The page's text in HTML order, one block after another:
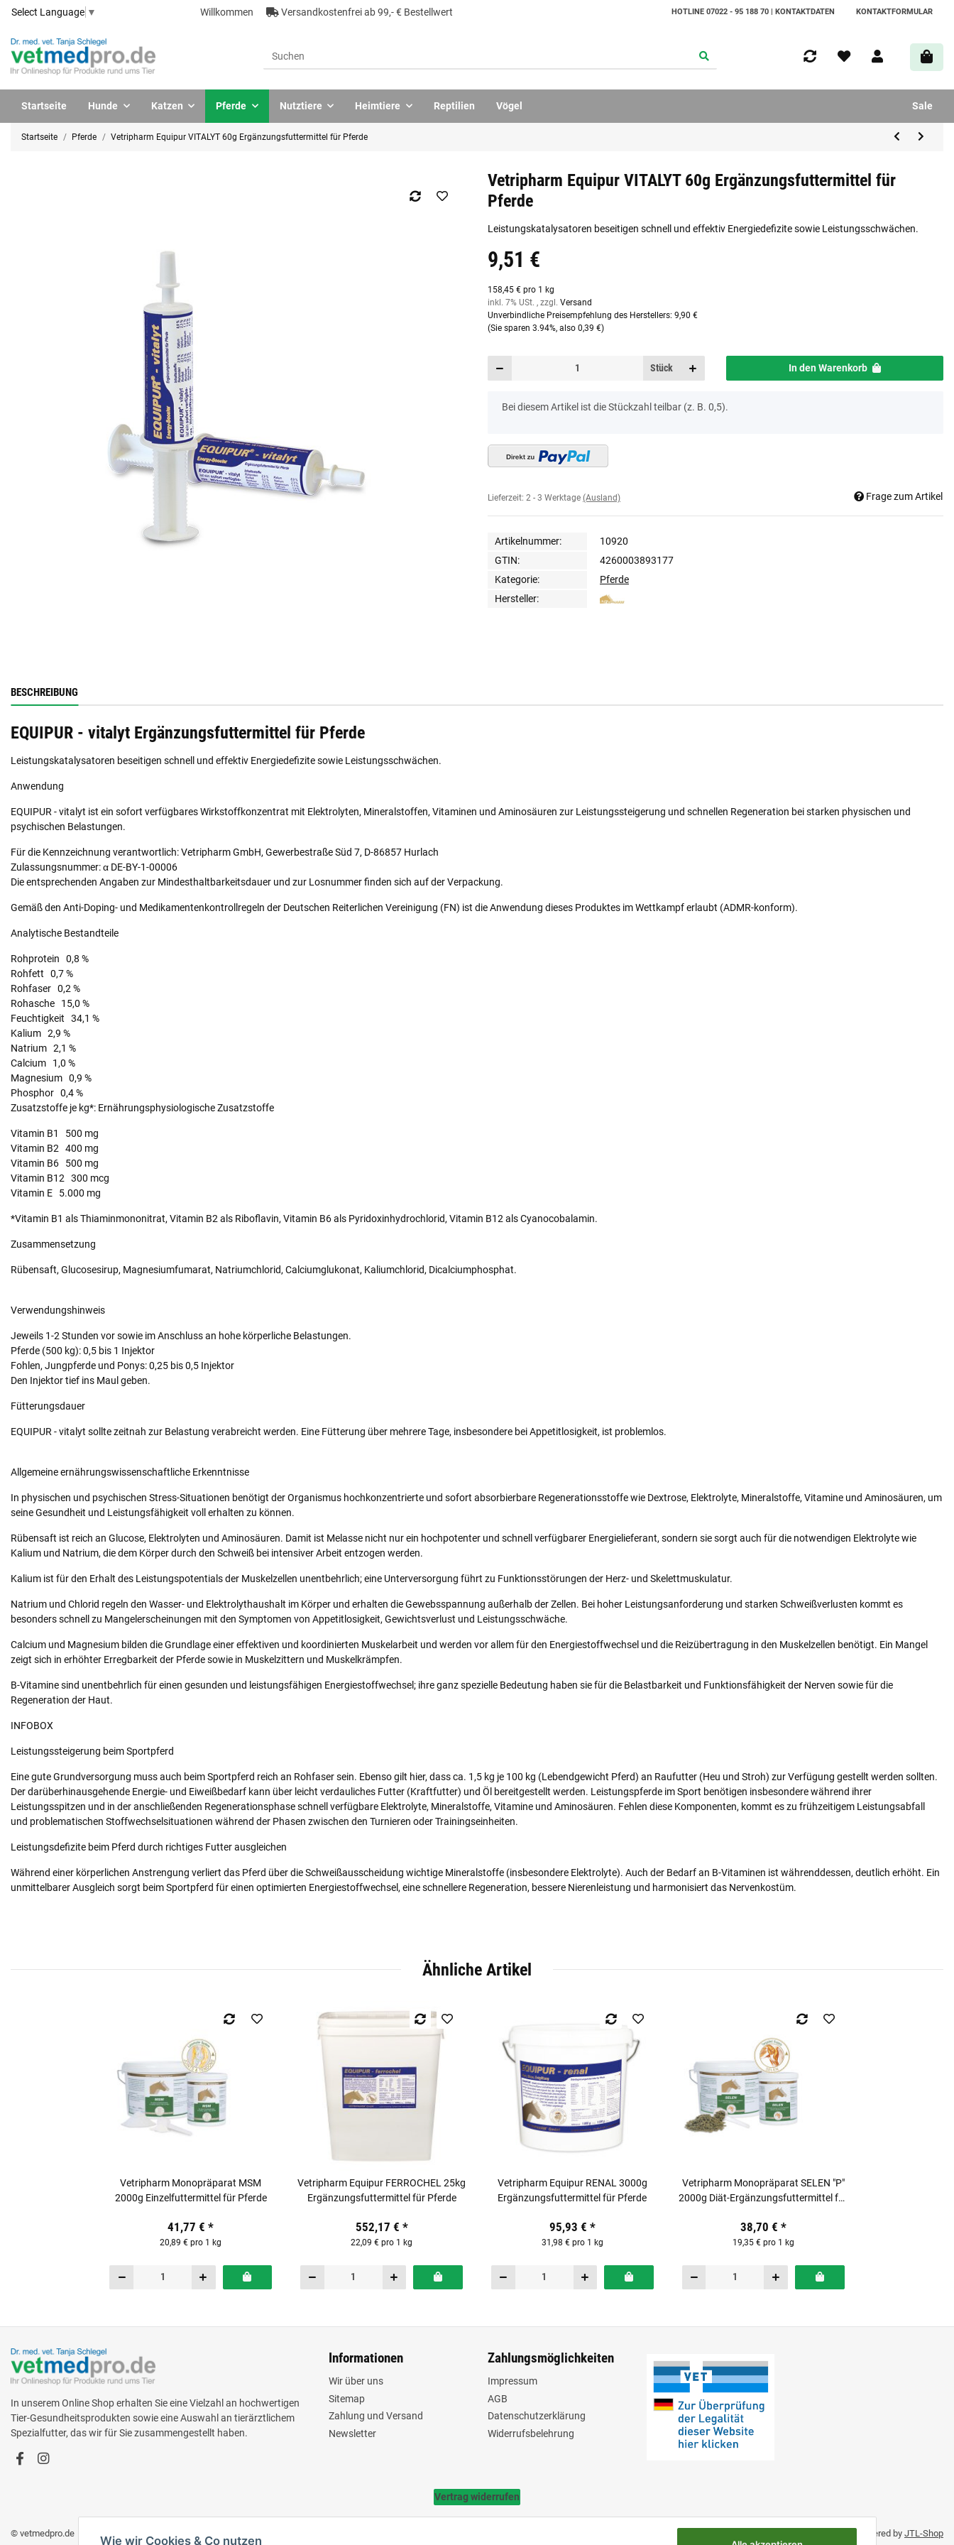
Select Language ▼ Willkommen Versandkostenfrei ab 99,- € Bestellwert HOTLINE 07022 - 95 188 70 | KONTAKTDATEN KONTAKTFORMULAR
Hunde Katzen Pferde Nutztiere Heimtiere Reptilien Vögel
Startseite Sale
Startseite Pferde Vetripharm Equipur VITALYT 60g Ergänzungsfuttermittel für Pferde
Vetripharm Equipur VITALYT 60g Ergänzungsfuttermittel für
Pferde
Leistungskatalysatoren beseitigen schnell und effektiv Energiedefizite sowie Leistungsschwächen.
9,51 €
158,45 € pro 1 kg
inkl. 7% USt. , zzgl. Versand
Unverbindliche Preisempfehlung des Herstellers: 9,90 €
(Sie sparen 3.94%, also 0,39 €)
Stück In den Warenkorb
x
Bei diesem Artikel ist die Stückzahl teilbar (z. B. 0,5).
Lieferzeit: 2 - 3 Werktage (Ausland) Frage zum Artikel
Artikelnummer:
10920
GTIN:
4260003893177
Kategorie:
Pferde
Hersteller:
BESCHREIBUNG
EQUIPUR - vitalyt Ergänzungsfuttermittel für Pferde
Leistungskatalysatoren beseitigen schnell und effektiv Energiedefizite sowie Leistungsschwächen.
Anwendung
EQUIPUR - vitalyt ist ein sofort verfügbares Wirkstoffkonzentrat mit Elektrolyten, Mineralstoffen, Vitaminen und Aminosäuren zur Leistungssteigerung und schnellen Regeneration bei starken physischen und
psychischen Belastungen.
Für die Kennzeichnung verantwortlich: Vetripharm GmbH, Gewerbestraße Süd 7, D-86857 Hurlach
Zulassungsnummer: α DE-BY-1-00006
Die entsprechenden Angaben zur Mindesthaltbarkeitsdauer und zur Losnummer finden sich auf der Verpackung.
Gemäß den Anti-Doping- und Medikamentenkontrollregeln der Deutschen Reiterlichen Vereinigung (FN) ist die Anwendung dieses Produktes im Wettkampf erlaubt (ADMR-konform).
Analytische Bestandteile
Rohprotein 0,8 %
Rohfett 0,7 %
Rohfaser 0,2 %
Rohasche 15,0 %
Feuchtigkeit 34,1 %
Kalium 2,9 %
Natrium 2,1 %
Calcium 1,0 %
Magnesium 0,9 %
Phosphor 0,4 %
Zusatzstoffe je kg*: Ernährungsphysiologische Zusatzstoffe
Vitamin B1 500 mg
Vitamin B2 400 mg
Vitamin B6 500 mg
Vitamin B12 300 mcg
Vitamin E 5.000 mg
*Vitamin B1 als Thiaminmononitrat, Vitamin B2 als Riboflavin, Vitamin B6 als Pyridoxinhydrochlorid, Vitamin B12 als Cyanocobalamin.
Zusammensetzung
Rübensaft, Glucosesirup, Magnesiumfumarat, Natriumchlorid, Calciumglukonat, Kaliumchlorid, Dicalciumphosphat.
Verwendungshinweis
Jeweils 1-2 Stunden vor sowie im Anschluss an hohe körperliche Belastungen.
Pferde (500 kg): 0,5 bis 1 Injektor
Fohlen, Jungpferde und Ponys: 0,25 bis 0,5 Injektor
Den Injektor tief ins Maul geben.
Fütterungsdauer
EQUIPUR - vitalyt sollte zeitnah zur Belastung verabreicht werden. Eine Fütterung über mehrere Tage, insbesondere bei Appetitlosigkeit, ist problemlos.
Allgemeine ernährungswissenschaftliche Erkenntnisse
In physischen und psychischen Stress-Situationen benötigt der Organismus hochkonzentrierte und sofort absorbierbare Regenerationsstoffe wie Dextrose, Elektrolyte, Mineralstoffe, Vitamine und Aminosäuren, um
seine Gesundheit und Leistungsfähigkeit voll erhalten zu können.
Rübensaft ist reich an Glucose, Elektrolyten und Aminosäuren. Damit ist Melasse nicht nur ein hochpotenter und schnell verfügbarer Energielieferant, sondern sie sorgt auch für die notwendigen Elektrolyte wie
Kalium und Natrium, die dem Körper durch den Schweiß bei intensiver Arbeit entzogen werden.
Kalium ist für den Erhalt des Leistungspotentials der Muskelzellen unentbehrlich; eine Unterversorgung führt zu Funktionsstörungen der Herz- und Skelettmuskulatur.
Natrium und Chlorid regeln den Wasser- und Elektrolythaushalt im Körper und erhalten die Gewebsspannung außerhalb der Zellen. Bei hoher Leistungsanforderung und starken Schweißverlusten kommt es
besonders schnell zu Mangelerscheinungen mit den Symptomen von Appetitlosigkeit, Gewichtsverlust und Leistungsschwäche.
Calcium und Magnesium bilden die Grundlage einer effektiven und koordinierten Muskelarbeit und werden vor allem für den Energiestoffwechsel und die Reizübertragung in den Muskelzellen benötigt. Ein Mangel
zeigt sich in erhöhter Erregbarkeit der Pferde sowie in Muskelzittern und Muskelkrämpfen.
B-Vitamine sind unentbehrlich für einen gesunden und leistungsfähigen Energiestoffwechsel; ihre ganz spezielle Bedeutung haben sie für die Belastbarkeit und Funktionsfähigkeit der Nerven sowie für die
Regeneration der Haut.
INFOBOX
Leistungssteigerung beim Sportpferd
Eine gute Grundversorgung muss auch beim Sportpferd reich an Rohfaser sein. Ebenso gilt hier, dass ca. 1,5 kg je 100 kg (Lebendgewicht Pferd) an Raufutter (Heu und Stroh) zur Verfügung gestellt werden sollten.
Der darüberhinausgehende Energie- und Eiweißbedarf kann über leicht verdauliches Futter (Kraftfutter) und Öl bereitgestellt werden. Leistungspferde im Sport benötigen insbesondere während ihrer
Leistungsspitzen und in der anschließenden Regenerationsphase schnell verfügbare Elektrolyte, Mineralstoffe, Vitamine und Aminosäuren. Fehlen diese Komponenten, kommt es zu frühzeitigem Leistungsabfall
und problematischen Stoffwechselsituationen während der Phasen zwischen den Turnieren oder Trainingseinheiten.
Leistungsdefizite beim Pferd durch richtiges Futter ausgleichen
Während einer körperlichen Anstrengung verliert das Pferd über die Schweißausscheidung wichtige Mineralstoffe (insbesondere Elektrolyte). Auch der Bedarf an B-Vitaminen ist währenddessen, deutlich erhöht. Ein
unmittelbarer Ausgleich sorgt beim Sportpferd für einen optimierten Energiestoffwechsel, eine schnellere Regeneration, bessere Nierenleistung und harmonisiert das Nervenkostüm.
Ähnliche Artikel
Vetripharm Monopräparat MSM
2000g Einzelfuttermittel für Pferde
41,77 €*
20,89 € pro 1 kg
Vetripharm Equipur FERROCHEL 25kg
Ergänzungsfuttermittel für Pferde
552,17 € *
22,09 € pro 1 kg
Vetripharm Equipur RENAL 3000g
Ergänzungsfuttermittel für Pferde
95,93 € *
31,98 € pro 1 kg
Vetripharm Monopräparat SELEN "P"
2000g Diät-Ergänzungsfuttermittel für
38,70 € *
19,35 € pro 1 kg
In unserem Online Shop erhalten Sie eine Vielzahl an hochwertigen
Tier-Gesundheitsprodukten sowie eine Auswahl an tierärztlichem
Spezialfutter, das wir für Sie zusammengestellt haben.
Informationen
Wir über uns
Sitemap
Zahlung und Versand
Newsletter
Zahlungsmöglichkeiten
Impressum
AGB
Datenschutzerklärung
Widerrufsbelehrung
Vertrag widerrufen
© vetmedpro.de • Powered by JTL-Shop
Wie wir Cookies & Co nutzen